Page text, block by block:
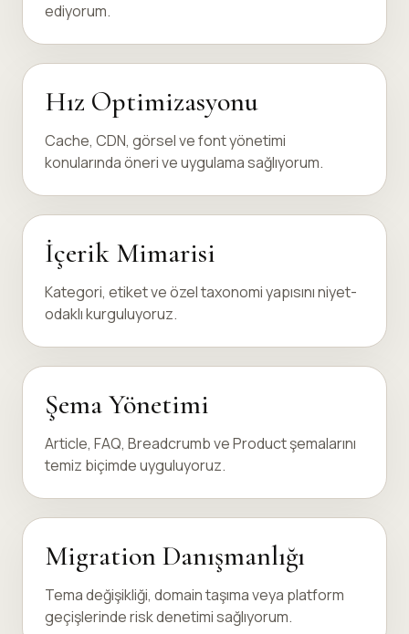
ediyorum.
Hız Optimizasyonu
Cache, CDN, görsel ve font yönetimi
konularında öneri ve uygulama sağlıyorum.
İçerik Mimarisi
Kategori, etiket ve özel taxonomi yapısını niyet-
odaklı kurguluyoruz.
Şema Yönetimi
Article, FAQ, Breadcrumb ve Product şemalarını
temiz biçimde uyguluyoruz.
Migration Danışmanlığı
Tema değişikliği, domain taşıma veya platform
geçişlerinde risk denetimi sağlıyorum.